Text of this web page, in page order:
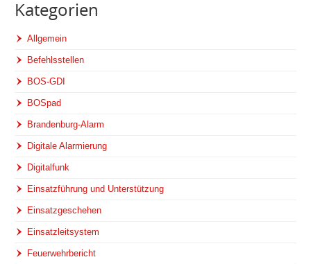
Kategorien
Allgemein
Befehlsstellen
BOS-GDI
BOSpad
Brandenburg-Alarm
Digitale Alarmierung
Digitalfunk
Einsatzführung und Unterstützung
Einsatzgeschehen
Einsatzleitsystem
Feuerwehrbericht